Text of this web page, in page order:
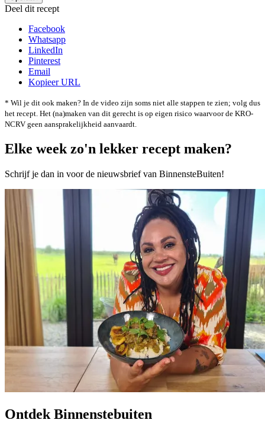
Deel dit recept
Facebook
Whatsapp
LinkedIn
Pinterest
Email
Kopieer URL
* Wil je dit ook maken? In de video zijn soms niet alle stappen te zien; volg dus
het recept. Het (na)maken van dit gerecht is op eigen risico waarvoor de KRO-
NCRV geen aansprakelijkheid aanvaardt.
Elke week zo'n lekker recept maken?
Schrijf je dan in voor de nieuwsbrief van BinnensteBuiten!
Ontdek Binnenstebuiten